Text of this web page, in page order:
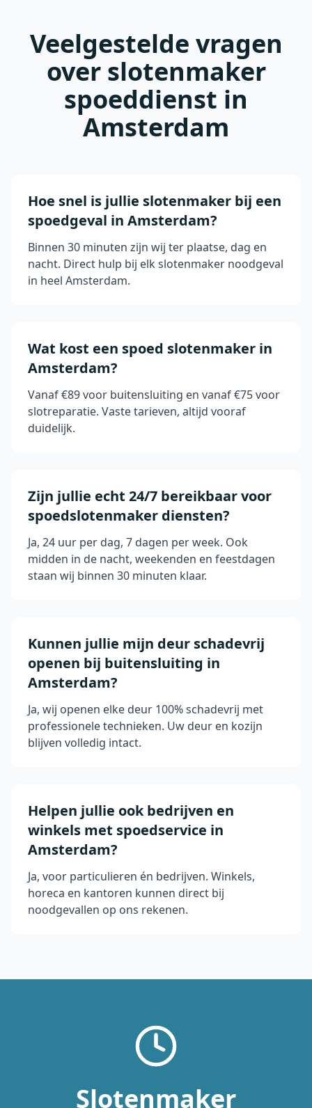
Veelgestelde vragen
over slotenmaker
spoeddienst in
Amsterdam
Hoe snel is jullie slotenmaker bij een
spoedgeval in Amsterdam?
Binnen 30 minuten zijn wij ter plaatse, dag en
nacht. Direct hulp bij elk slotenmaker noodgeval
in heel Amsterdam.
Wat kost een spoed slotenmaker in
Amsterdam?
Vanaf €89 voor buitensluiting en vanaf €75 voor
slotreparatie. Vaste tarieven, altijd vooraf
duidelijk.
Zijn jullie echt 24/7 bereikbaar voor
spoedslotenmaker diensten?
Ja, 24 uur per dag, 7 dagen per week. Ook
midden in de nacht, weekenden en feestdagen
staan wij binnen 30 minuten klaar.
Kunnen jullie mijn deur schadevrij
openen bij buitensluiting in
Amsterdam?
Ja, wij openen elke deur 100% schadevrij met
professionele technieken. Uw deur en kozijn
blijven volledig intact.
Helpen jullie ook bedrijven en
winkels met spoedservice in
Amsterdam?
Ja, voor particulieren én bedrijven. Winkels,
horeca en kantoren kunnen direct bij
noodgevallen op ons rekenen.
Slotenmaker